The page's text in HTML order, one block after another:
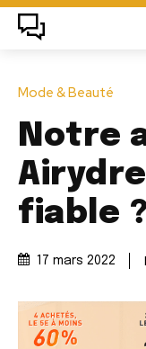
Mode & Beauté
Notre
fiable ?
17 mars 2022